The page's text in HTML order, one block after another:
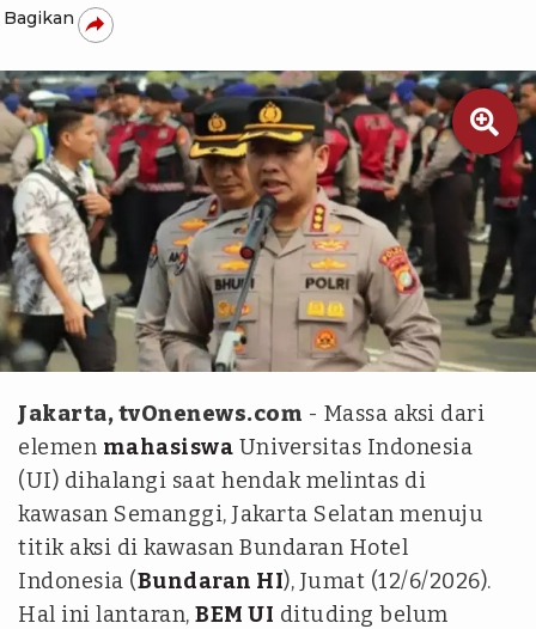
Bagikan

istimewa - antaranews
Jakarta, tvOnenews.com - Massa aksi dari
elemen mahasiswa Universitas Indonesia
(UI) dihalangi saat hendak melintas di
kawasan Semanggi, Jakarta Selatan menuju
titik aksi di kawasan Bundaran Hotel
Indonesia (Bundaran HI), Jumat (12/6/2026).
Hal ini lantaran, BEM UI dituding belum